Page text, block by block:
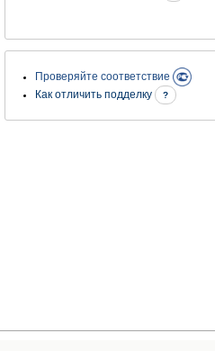
Проверяйте соответствие
Как отличить подделку
?